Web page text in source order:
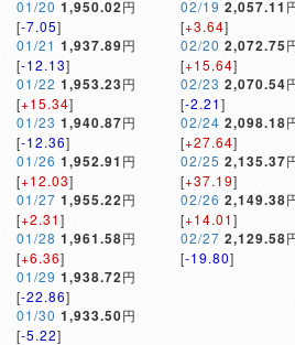
01/20 1,950.02円
[-7.05]
01/21 1,937.89円
[-12.13]
01/22 1,953.23円
[+15.34]
01/23 1,940.87円
[-12.36]
01/26 1,952.91 円
[+12.03]
01/27 1,955.22円
[+2.31]
01/28 1,961.58円
[+6.36]
01/29 1,938.72円
[-22.86]
01/30 1,933.50円
[-5.22]
02/19 2,057.11
[+3.64]
02/20 2,072.75
[+15.64]
02/23 2,070.54
[-2.21]
02/24 2,098.18
[+27.64]
02/25 2,135.37
[+37.19]
02/26 2,149.38
[+14.01]
02/27 2,129.58
[-19.80]